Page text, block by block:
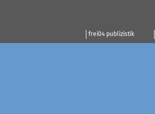
frei04 publizistik